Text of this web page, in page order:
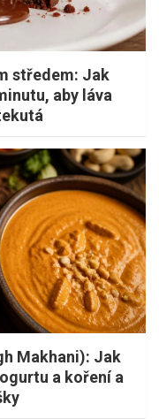
středem: Jak
aby láva
Makhani): Jak
a koření a